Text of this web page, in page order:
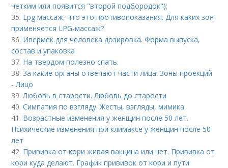
четким или появится "второй подбородок");
35. Lpg массаж, что это противопоказания. Для каких зон
применяется LPG-массаж?
36. Ивермек для человека дозировка. Форма выпуска,
состав и упаковка
37. На твердом полезно спать.
38.За какие органы отвечают части лица. Зоны проекций
- Лицо
39.Любовь в старости. Любовь до старости
40.Симпатия по взгляду. Жесты, взгляды, мимика
41. Возрастные изменения у женщин после 50 лет.
Психические изменения при климаксе у женщин после 50
лет
42. Прививка от кори живая вакцина или нет. Прививка от
кори куда делают. График прививок от кори и пути